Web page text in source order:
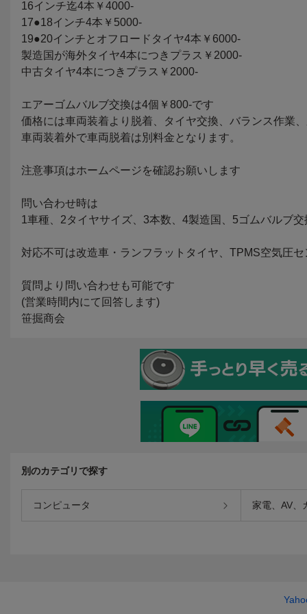
別のカテゴリで探す
コンピュータ 家電、AV、